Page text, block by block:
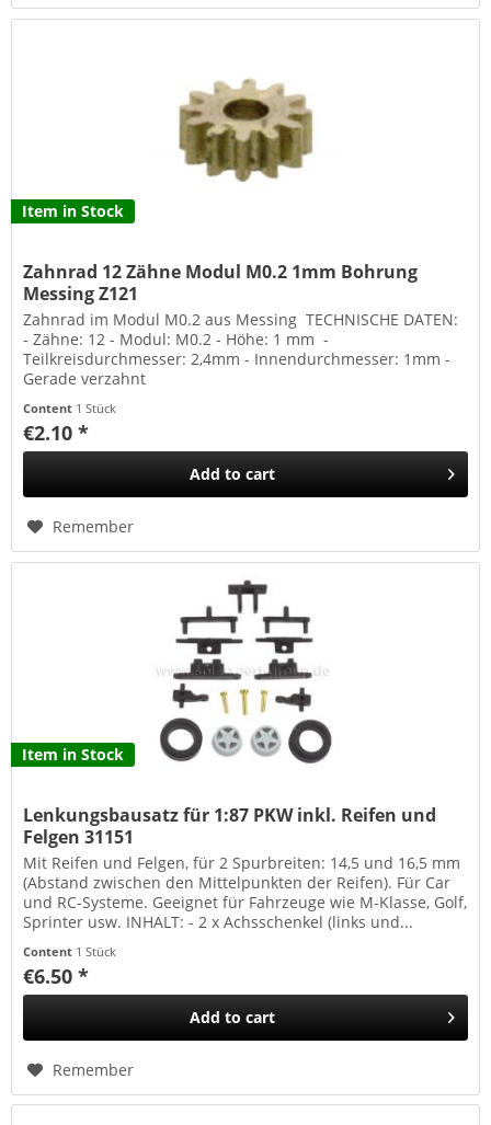
Item in Stock
Zahnrad 12 Zähne Modul M0.2 1mm Bohrung
Messing Z121
Zahnrad im Modul M0.2 aus Messing TECHNISCHE DATEN:
- Zähne: 12 - Modul: M0.2 - Höhe: 1 mm -
Teilkreisdurchmesser: 2,4mm - Innendurchmesser: 1mm -
Gerade verzahnt
Content 1 Stück
€2.10 *
Add to cart
Remember
Item in Stock
Lenkungsbausatz für 1:87 PKW inkl. Reifen und
Felgen 31151
Mit Reifen und Felgen, für 2 Spurbreiten: 14,5 und 16,5 mm
(Abstand zwischen den Mittelpunkten der Reifen). Für Car
und RC-Systeme. Geeignet für Fahrzeuge wie M-Klasse, Golf,
Sprinter usw. INHALT: - 2 x Achsschenkel (links und...
Content 1 Stück
€6.50 *
Add to cart
Remember